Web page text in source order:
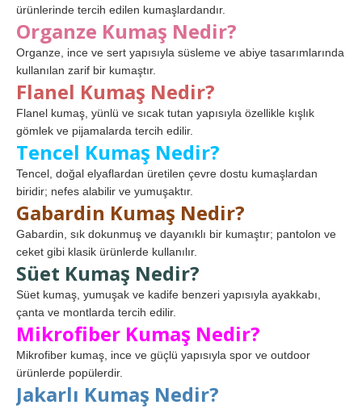
ürünlerinde tercih edilen kumaşlardandır.
Organze Kumaş Nedir?
Organze, ince ve sert yapısıyla süsleme ve abiye tasarımlarında
kullanılan zarif bir kumaştır.
Flanel Kumaş Nedir?
Flanel kumaş, yünlü ve sıcak tutan yapısıyla özellikle kışlık
gömlek ve pijamalarda tercih edilir.
Tencel Kumaş Nedir?
Tencel, doğal elyaflardan üretilen çevre dostu kumaşlardan
biridir; nefes alabilir ve yumuşaktır.
Gabardin Kumaş Nedir?
Gabardin, sık dokunmuş ve dayanıklı bir kumaştır; pantolon ve
ceket gibi klasik ürünlerde kullanılır.
Süet Kumaş Nedir?
Süet kumaş, yumuşak ve kadife benzeri yapısıyla ayakkabı,
çanta ve montlarda tercih edilir.
Mikrofiber Kumaş Nedir?
Mikrofiber kumaş, ince ve güçlü yapısıyla spor ve outdoor
ürünlerde popülerdir.
Jakarlı Kumaş Nedir?